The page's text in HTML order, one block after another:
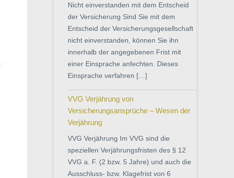
Nicht einverstanden mit dem Entscheid
der Versicherung Sind Sie mit dem
Entscheid der Versicherungsgesellschaft
nicht einverstanden, können Sie ihn
innerhalb der angegebenen Frist mit
einer Einsprache anfechten. Dieses
Einsprache verfahren […]
VVG Verjährung von
Versicherungsansprüche – Wesen der
Verjährung
VVG Verjährung Im VVG sind die
speziellen Verjährungsfristen des § 12
VVG a. F. (2 bzw. 5 Jahre) und auch die
Ausschluss- bzw. Klagefrist von 6